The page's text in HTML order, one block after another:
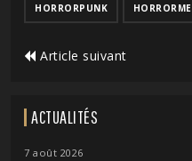
HORRORPUNK
Article suivant
ACTUALITÉS
7 août 2026